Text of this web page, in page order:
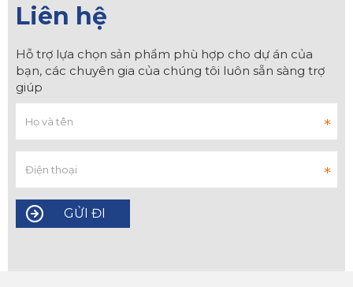
Liên hệ
Hỗ trợ lựa chọn sản phẩm phù hợp cho dự án của
bạn, các chuyên gia của chúng tôi luôn sẵn sàng trợ
giúp